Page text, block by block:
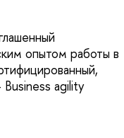
опытом работы в
agility